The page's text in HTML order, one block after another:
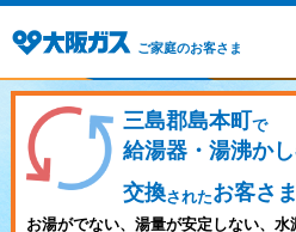
ご家庭のお客さま
三島郡島本町で
給湯器・湯沸か
交換されたお客さま
お湯がでない、湯量が安定しない、